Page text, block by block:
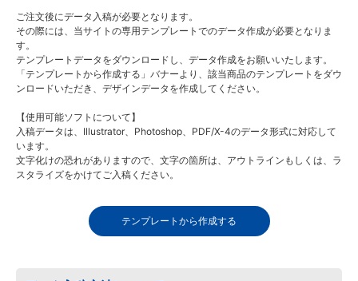
ご注文後にデータ入稿が必要となります。
その際には、当サイトの専用テンプレートでのデータ作成が必要となりま
す。
テンプレートデータをダウンロードし、データ作成をお願いいたします。
「テンプレートから作成する」バナーより、該当商品のテンプレートをダウ
ンロードいただき、デザインデータを作成してください。
【使用可能ソフトについて】
入稿データは、Illustrator、Photoshop、PDF/X-4のデータ形式に対応して
います。
文字化けの恐れがありますので、文字の箇所は、アウトラインもしくは、ラ
スタライズをかけてご入稿ください。
テンプレートから作成する